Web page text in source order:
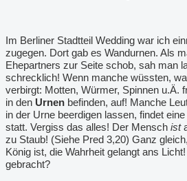
Im Berliner Stadtteil Wedding war ich
zugegen. Dort gab es Wandurnen. Als
Ehepartners zur Seite schob, sah man
schrecklich! Wenn manche wüssten,
verbirgt: Motten, Würmer, Spinnen u.Ä.
in den Urnen befinden, auf! Manche
in der Urne beerdigen lassen, findet
statt. Vergiss das alles! Der Mensch ist
zu Staub! (Siehe Pred 3,20) Ganz
König ist, die Wahrheit gelangt ans
gebracht?